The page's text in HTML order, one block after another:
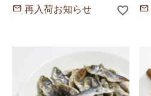
再入荷お知らせ